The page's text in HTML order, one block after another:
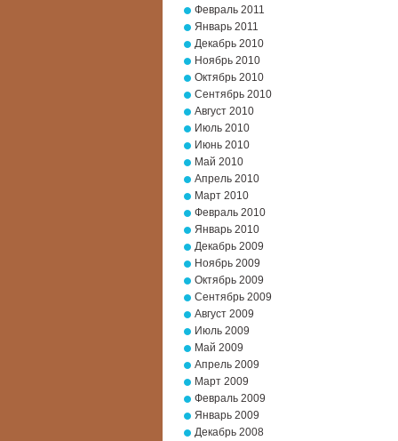
Февраль 2011
Январь 2011
Декабрь 2010
Ноябрь 2010
Октябрь 2010
Сентябрь 2010
Август 2010
Июль 2010
Июнь 2010
Май 2010
Апрель 2010
Март 2010
Февраль 2010
Январь 2010
Декабрь 2009
Ноябрь 2009
Октябрь 2009
Сентябрь 2009
Август 2009
Июль 2009
Май 2009
Апрель 2009
Март 2009
Февраль 2009
Январь 2009
Декабрь 2008